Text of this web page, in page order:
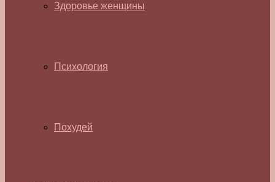
Здоровье женщины
Психология
Похудей